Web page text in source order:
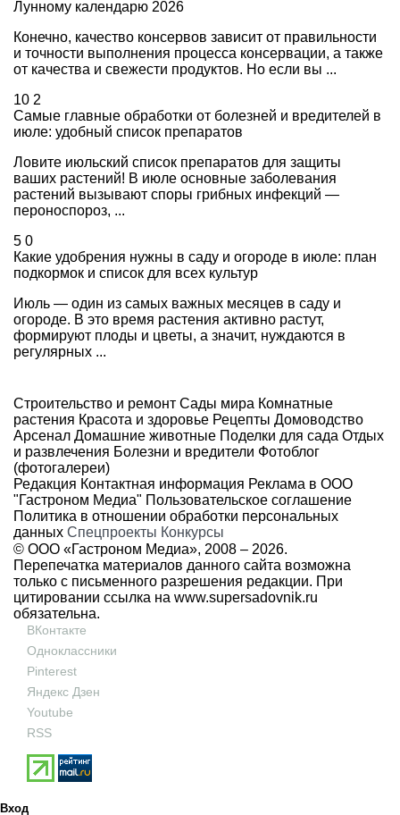
Лунному календарю 2026
Конечно, качество консервов зависит от правильности
и точности выполнения процесса консервации, а также
от качества и свежести продуктов. Но если вы ...
10 2
Самые главные обработки от болезней и вредителей в
июле: удобный список препаратов
Ловите июльский список препаратов для защиты
ваших растений! В июле основные заболевания
растений вызывают споры грибных инфекций —
пероноспороз, ...
5 0
Какие удобрения нужны в саду и огороде в июле: план
подкормок и список для всех культур
Июль — один из самых важных месяцев в саду и
огороде. В это время растения активно растут,
формируют плоды и цветы, а значит, нуждаются в
регулярных ...
Строительство и ремонт Сады мира Комнатные
растения Красота и здоровье Рецепты Домоводство
Арсенал Домашние животные Поделки для сада Отдых
и развлечения Болезни и вредители Фотоблог
(фотогалереи)
Редакция Контактная информация Реклама в ООО
"Гастроном Медиа" Пользовательское соглашение
Политика в отношении обработки персональных
данных Спецпроекты Конкурсы
© ООО «Гастроном Медиа», 2008 – 2026.
Перепечатка материалов данного сайта возможна
только с письменного разрешения редакции. При
цитировании ссылка на www.supersadovnik.ru
обязательна.
ВКонтакте
Одноклассники
Pinterest
Яндекс Дзен
Youtube
RSS
Вход